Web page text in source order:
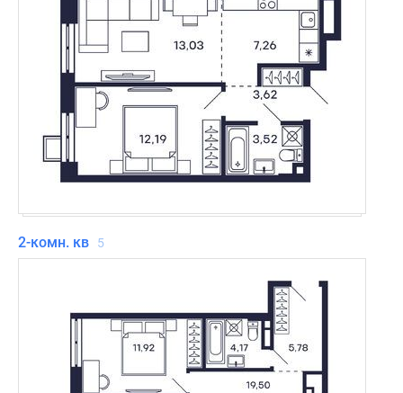
2-комн. кв 5